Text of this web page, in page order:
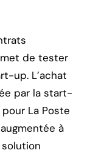
de tester
up. L’achat
par la start-
La Poste
à